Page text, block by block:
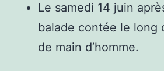
Le samedi 14 juin
balade contée le long
de main d’homme.